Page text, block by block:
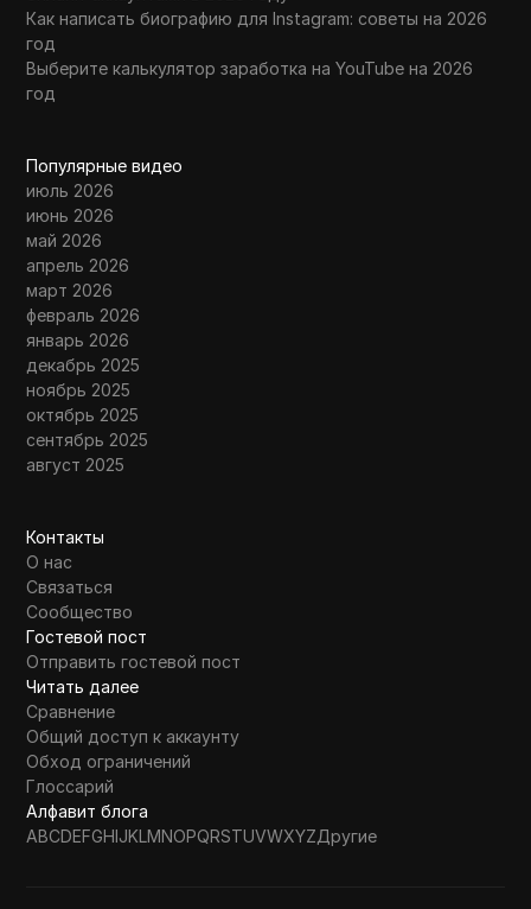
Как написать биографию для Instagram: советы на 2026
год
Выберите калькулятор заработка на YouTube на 2026
год
Популярные видео
июль 2026
июнь 2026
май 2026
апрель 2026
март 2026
февраль 2026
январь 2026
декабрь 2025
ноябрь 2025
октябрь 2025
сентябрь 2025
август 2025
Контакты
О нас
Связаться
Сообщество
Гостевой пост
Отправить гостевой пост
Читать далее
Сравнение
Общий доступ к аккаунту
Обход ограничений
Глоссарий
Алфавит блога
ABCDEFGHIJKLMNOPQRSTUVWXYZДругие